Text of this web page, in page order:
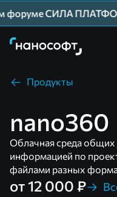
форуме СИЛА
Продукты
nano360
Облачная среда общих
информацией по
файлами разных
от 12 000 ₽